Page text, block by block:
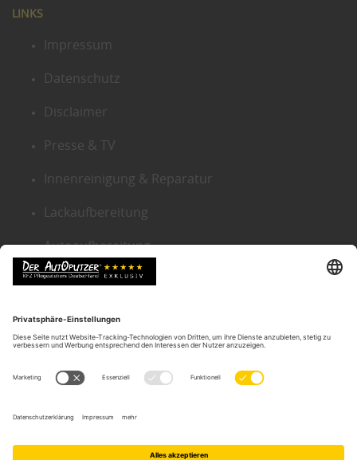
LINKS
Impressum
Datenschutz
Disclaimer
Presse & TV
Innenreinigung & Reparatur
Lackaufbereitung
Autoaufbereitung
Sitemap
KONTAKT ZENTRALE
Der Autoputzer Deutschland ®
Gneisenaustr. 9